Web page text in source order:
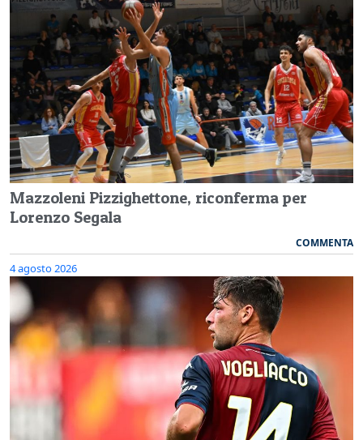
Mazzoleni Pizzighettone, riconferma per
Lorenzo Segala
COMMENTA
4 agosto 2026